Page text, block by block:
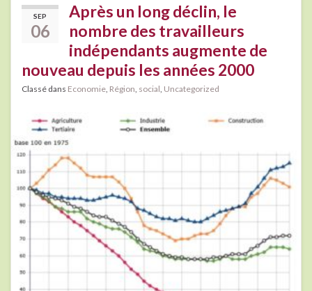
SEP
06
Après un long déclin, le
nombre des travailleurs
indépendants augmente de
nouveau depuis les années 2000
Classé dans Economie, Région, social, Uncategorized